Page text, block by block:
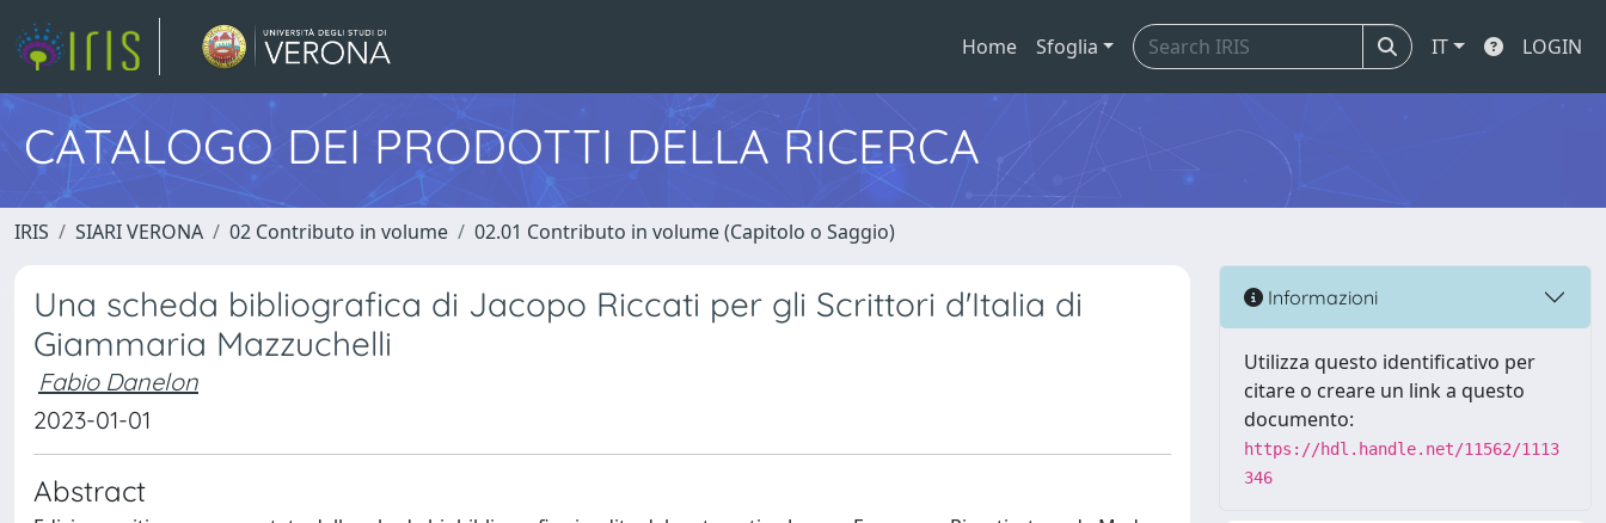
Home Sfoglia IT LOGIN
CATALOGO DEI PRODOTTI DELLA RICERCA
IRIS SIARI VERONA 02 Contributo in volume 02.01 Contributo in volume (Capitolo o Saggio)
Una scheda bibliografica di Jacopo Riccati per gli Scrittori d'Italia di
Giammaria Mazzuchelli
Fabio Danelon
2023-01-01
Abstract
Informazioni
Utilizza questo identificativo per
citare o creare un link a questo
documento:
https://hdl.handle.net/11562/1113
346